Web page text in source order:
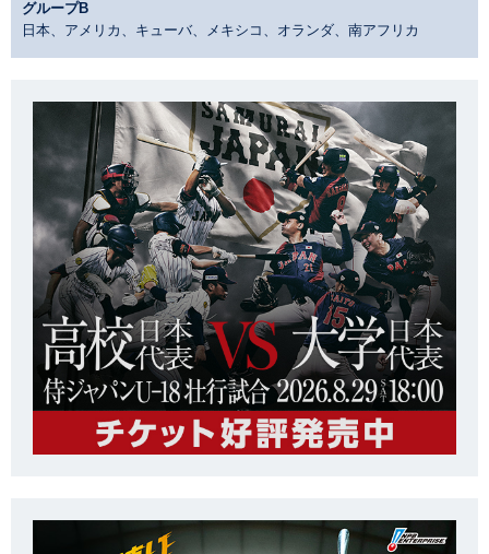
グループB
日本、アメリカ、キューバ、メキシコ、オランダ、南アフリカ